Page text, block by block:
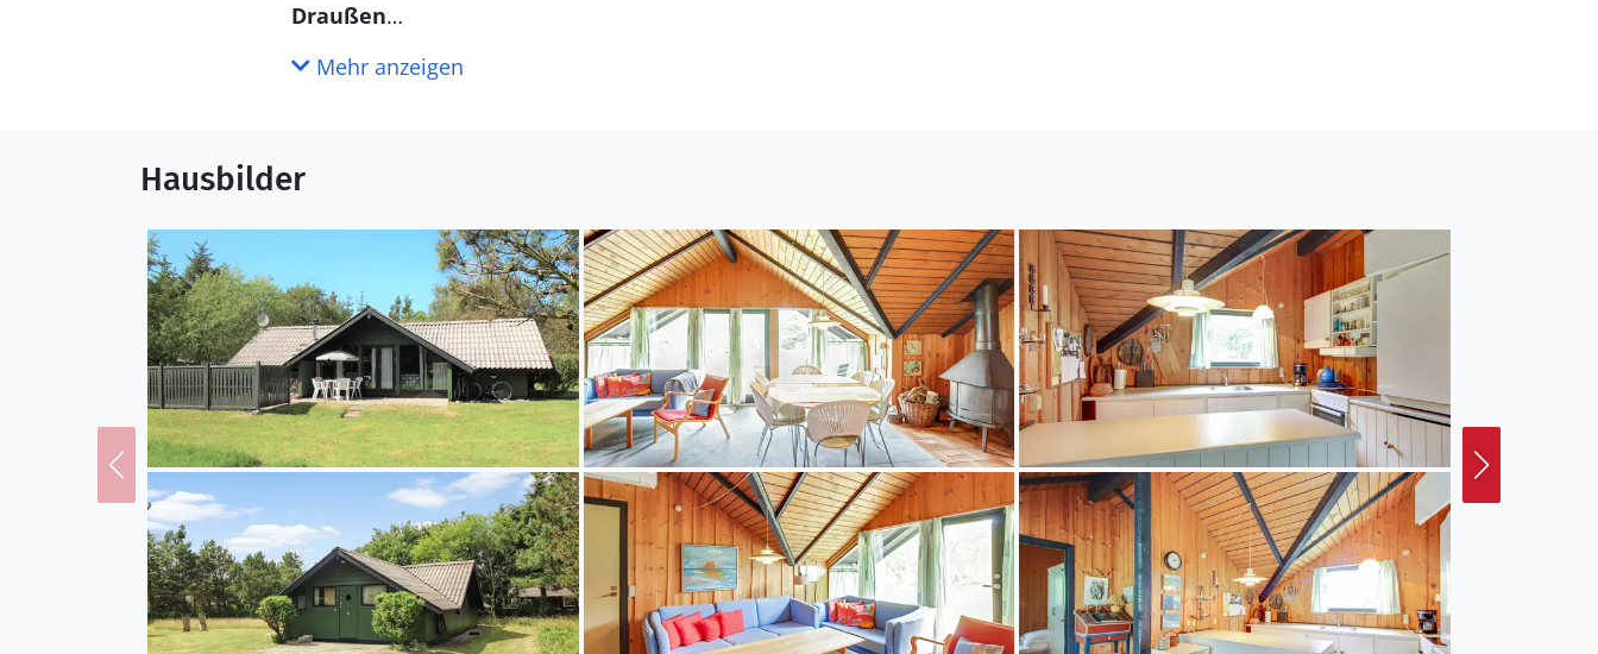
Draußen
beträgt 2000 m. Die nächste Einkaufsmöglichkeit liegt 1200 m entfernt. Es steht ein 40 m²
Einrichtung
eine Wohnfläche von 75 m² und wurde 1977 gebaut. 2013 wurde die Ferienunterkunft teilweise
renoviert. Es ist erlaubt 1 Haustier mitzubringen. Die Ferienunterkunft ist mit energiesparender
Wärmepumpe ausgestattet. Tiefkühlmöglichkeit mit 10 Liter Nutzinhalt. Es gibt außerdem einen
Kaminofen.
Schlafverhältnisse
Die Schlafplätze verteilen sich auf 3 Schlafräume. 6 Schlafplätze in Einzelbetten. Ferner steht ein
Kinderbett zur Verfügung.
Multimedien
In der Ferienunterkunft gibt es einen Fernseher. Radio. CD-Player. Mindestens 4 dänische
Fernsehsender. Mindestens 4 deutsche Fernsehsender. Es steht kabellose Internetverbindung zur
Verfügung.
Mehr anzeigen
Hausbilder